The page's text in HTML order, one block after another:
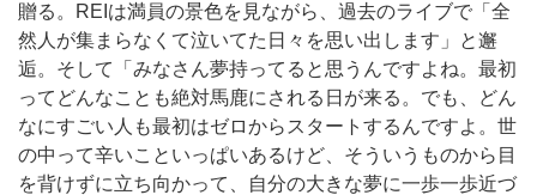
贈る。REIは満員の景色を見ながら、過去のライブで「全
然人が集まらなくて泣いてた日々を思い出します」と邂
逅。そして「みなさん夢持ってると思うんですよね。最初
ってどんなことも絶対馬鹿にされる日が来る。でも、どん
なにすごい人も最初はゼロからスタートするんですよ。世
の中って辛いこといっぱいあるけど、そういうものから目
を背けずに立ち向かって、自分の大きな夢に一歩一歩近づ